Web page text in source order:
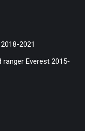
2021
ranger Everest 2015-